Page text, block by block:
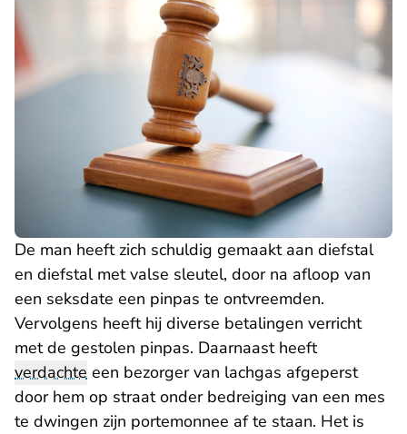
De man heeft zich schuldig gemaakt aan diefstal
en diefstal met valse sleutel, door na afloop van
een seksdate een pinpas te ontvreemden.
Vervolgens heeft hij diverse betalingen verricht
met de gestolen pinpas. Daarnaast heeft
verdachte een bezorger van lachgas afgeperst
door hem op straat onder bedreiging van een mes
te dwingen zijn portemonnee af te staan. Het is